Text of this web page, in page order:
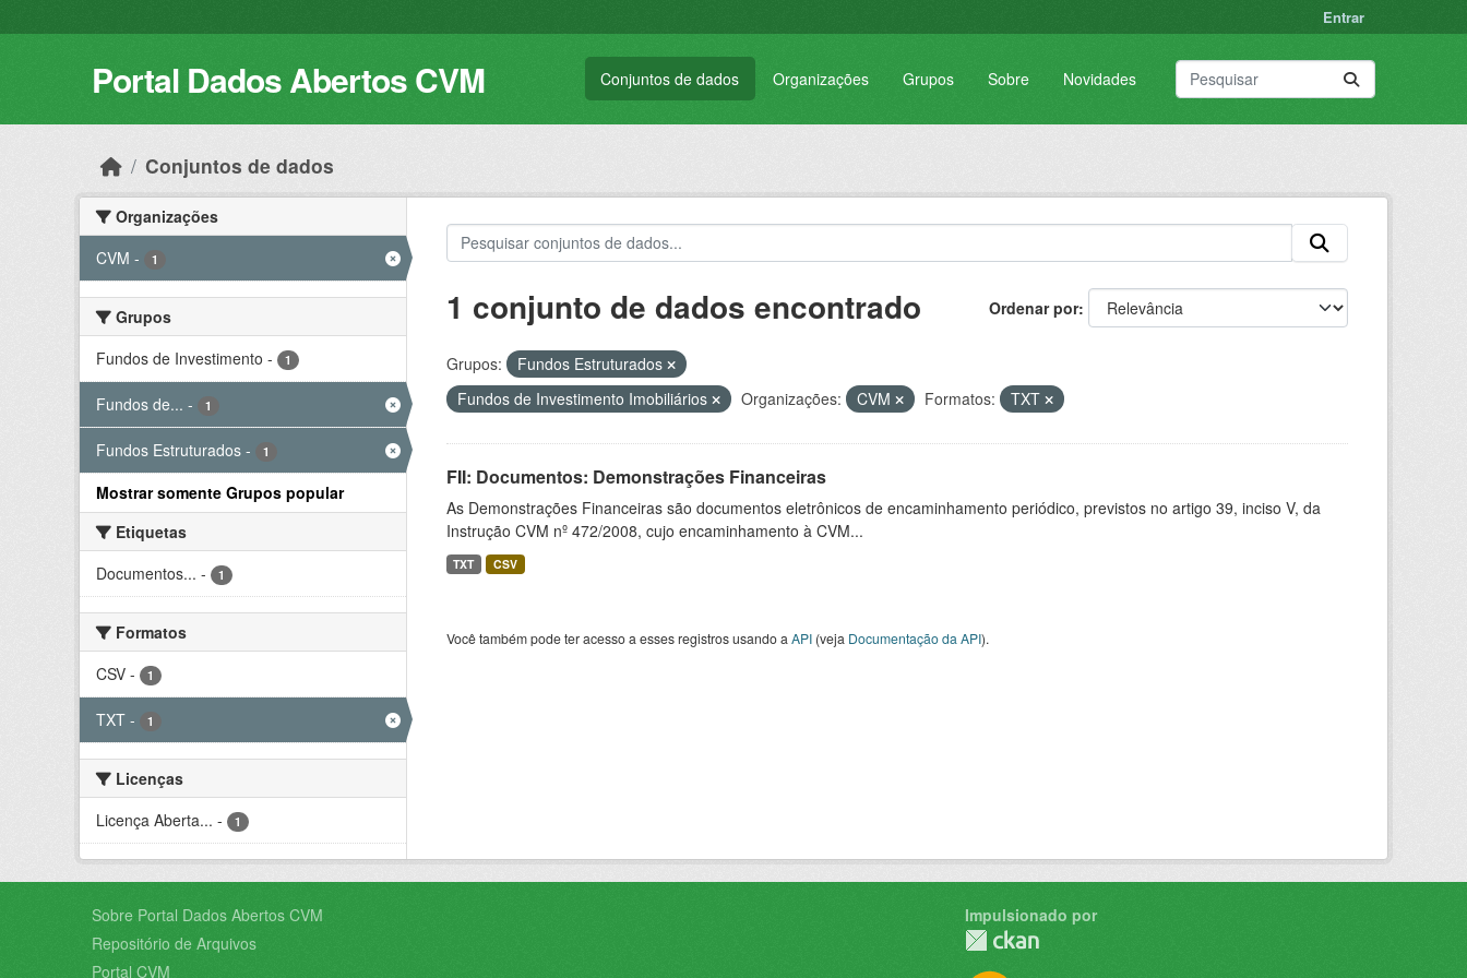
Entrar
Portal Dados Abertos CVM Conjuntos de dados Organizações Grupos Sobre Novidades
Conjuntos de dados
Organizações
CVM - 1
Grupos
Fundos de Investimento - 1
Fundos de... - 1
Fundos Estruturados - 1
Mostrar somente Grupos popular
Etiquetas
Documentos... - 1
Formatos
CSV - 1
TXT - 1
Licenças
Licença Aberta... - 1
Ordenar por
1 conjunto de dados encontrado
Grupos:
Fundos Estruturados
Fundos de Investimento Imobiliários
Organizações: CVM Formatos: TXT
FII: Documentos: Demonstrações Financeiras
As Demonstrações Financeiras são documentos eletrônicos de encaminhamento periódico, previstos no artigo 39, inciso V, da
Instrução CVM nº 472/2008, cujo encaminhamento à CVM...
TXT CSV
Você também pode ter acesso a esses registros usando a API(veja Documentação da API).
Sobre Portal Dados Abertos CVM
Repositório de Arquivos
Portal CVM
Impulsionado por